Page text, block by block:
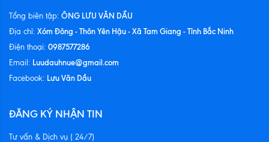
Tổng biên tập: ÔNG LƯU VĂN DẦU
Địa chỉ: Xóm Đông - Thôn Yên Hậu - Xã Tam Giang - Tỉnh Bắc Ninh
Điện thoại: 0987577286
Email: Luudauhnue@gmail.com
Facebook: Lưu Văn Dầu
ĐĂNG KÝ NHẬN TIN
Tư vấn & Dịch vụ ( 24/7)